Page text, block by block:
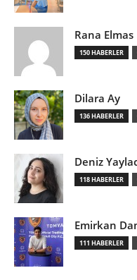
Rana Elmas
150 HABERLER
Dilara Ay
136 HABERLER
Deniz
118 HABERLER
Emirkan
111 HABERLER